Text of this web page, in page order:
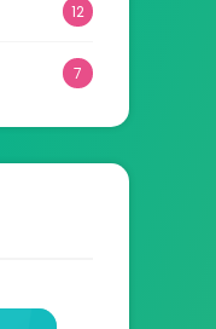
12
7